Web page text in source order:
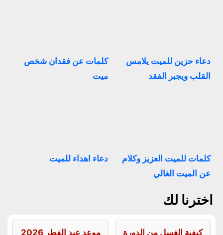
دعاء حزين للميت يلامس
القلب ويجبر الفقد
كلمات عن فقدان شخص
ميت
كلمات للميت العزيز وكلام
عن الميت الغالي
دعاء اهداء للميت
اخترنا لك
كيفية الغسل من الدورة
موعد عيد الفطر 2026